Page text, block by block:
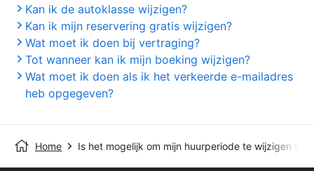
Kan ik de autoklasse wijzigen?
Kan ik mijn reservering gratis wijzigen?
Wat moet ik doen bij vertraging?
Tot wanneer kan ik mijn boeking wijzigen?
Wat moet ik doen als ik het verkeerde e-mailadres
heb opgegeven?
Home Is het mogelijk om mijn huurperiode te wijzigen